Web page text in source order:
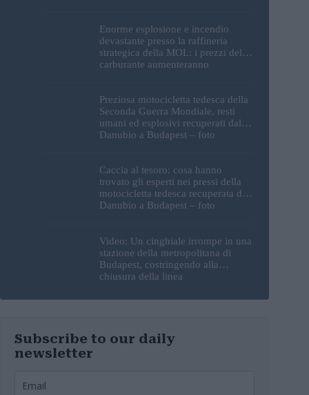
Enorme esplosione e incendio
devastante presso la raffineria
strategica della MOL: i prezzi del
carburante aumenteranno
Preziosa motocicletta tedesca della
Seconda Guerra Mondiale, resti
umani ed esplosivi recuperati dal
Danubio a Budapest – foto
Caccia al tesoro: cosa hanno
trovato gli esperti nei pressi della
motocicletta tedesca recuperata dal
Danubio a Budapest – foto
Video: Un cinghiale irrompe in una
stazione della metropolitana di
Budapest, costringendo alla
chiusura della linea
Subscribe to our daily
newsletter